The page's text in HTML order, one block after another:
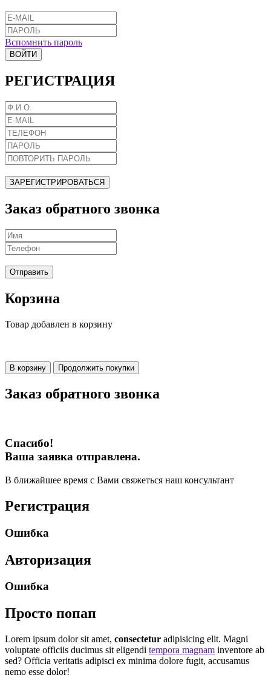
Вспомнить пароль
ВОЙТИ
РЕГИСТРАЦИЯ
ЗАРЕГИСТРИРОВАТЬСЯ
Заказ обратного звонка
Отправить
Корзина
Товар добавлен в корзину
В корзину Продолжить покупки
Заказ обратного звонка
Спасибо!
Ваша заявка отправлена.
В ближайшее время с Вами свяжеться наш консультант
Регистрация
Ошибка
Авторизация
Ошибка
Просто попап
Lorem ipsum dolor sit amet, consectetur adipisicing elit. Magni
voluptate officiis ducimus sit eligendi tempora magnam inventore ab
sed? Officia veritatis adipisci ex minima dolore fugit, accusamus
nemo esse dolor!